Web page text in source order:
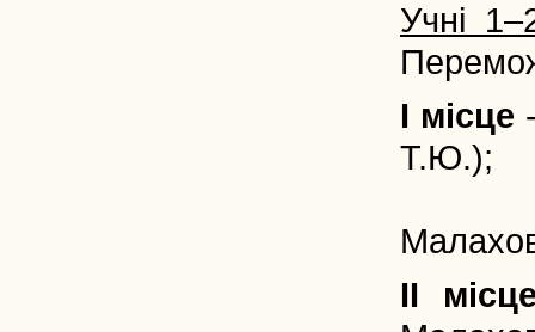
Учні
I місце
Т.Ю.);
II